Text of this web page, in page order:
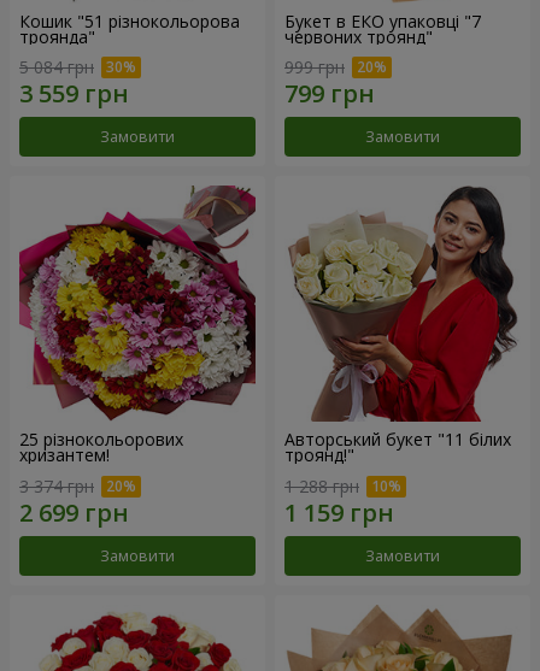
Кошик "51 різнокольорова
троянда"
5 084 грн
Замовити
Букет в ЕКО упаковці "7
червоних троянд"
999 грн
Замовити
25 різнокольорових
хризантем!
3 374 грн
Замовити
Авторський букет "11 білих
троянд!"
1 288 грн
Замовити